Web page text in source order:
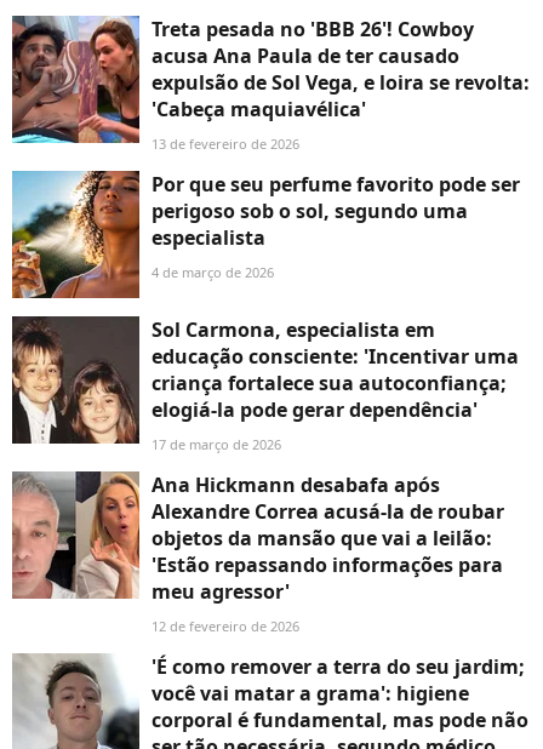
Treta pesada no 'BBB 26'! Cowboy
acusa Ana Paula de ter causado
expulsão de Sol Vega, e loira se revolta:
'Cabeça maquiavélica'
13 de fevereiro de 2026
Por que seu perfume favorito pode ser
perigoso sob o sol, segundo uma
especialista
4 de março de 2026
Sol Carmona, especialista em
educação consciente: 'Incentivar uma
criança fortalece sua autoconfiança;
elogiá-la pode gerar dependência'
17 de março de 2026
Ana Hickmann desabafa após
Alexandre Correa acusá-la de roubar
objetos da mansão que vai a leilão:
'Estão repassando informações para
meu agressor'
12 de fevereiro de 2026
'É como remover a terra do seu jardim;
você vai matar a grama': higiene
corporal é fundamental, mas pode não